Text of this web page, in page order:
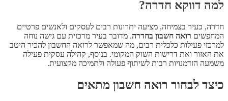
למה דווקא חדרה?
חדרה, כעיר בצמיחה, מציעה יתרונות רבים לעסקים ולאנשים פרטיים
המחפשים רואה חשבון בחדרה. מדובר בעיר מרכזית עם גישה נוחה
למרכזי פעילות כלכלית רבים, מה שמאפשר לרואה החשבון להכיר היטב
את האזור ואת דרישות השוק המקומי. בנוסף, קהילה עסקית פעילה
משמעה הזדמנויות רבות לשיתוף פעולה ולתמיכה מקצועית.
כיצד לבחור רואה חשבון מתאים